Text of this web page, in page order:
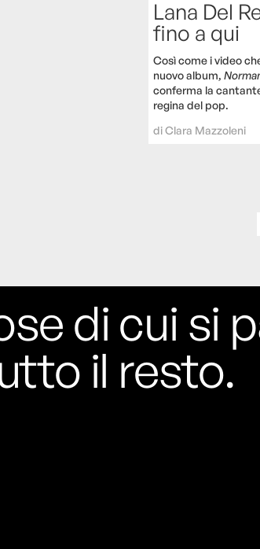
Lana Del
fino a qui
Così come i video
nuovo album,
conferma la
regina del pop.
diClara Mazzoleni
di cui si
il resto.